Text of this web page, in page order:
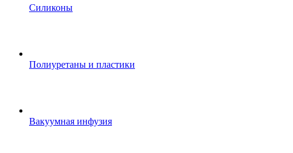
Силиконы
Полиуретаны и пластики
Вакуумная инфузия